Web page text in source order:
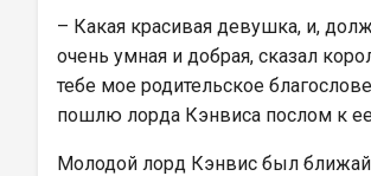
– Какая красивая девушка, и,
очень умная и добрая, сказал
тебе мое родительское
пошлю лорда Кэнвиса послом к
Молодой лорд Кэнвис был